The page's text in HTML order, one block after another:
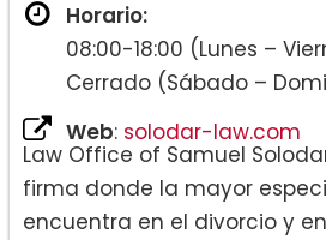
Horario:
08:00-18:00 (Lunes –
Cerrado (Sábado –
Web: solodar-law.com
Law Office of Samuel
firma donde la mayor
encuentra en el divorcio y